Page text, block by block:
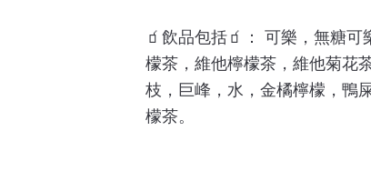
🧃飲品包括🧃： 可樂，無糖
檬茶，維他檸檬茶，維他菊花
枝，巨峰，水，金橘檸檬，鴨
檬茶。